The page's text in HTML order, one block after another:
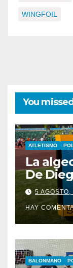
WINGFOIL
You missed
ATLETISMO
La
De
del
Relevo
5
HAY
BALONMANO